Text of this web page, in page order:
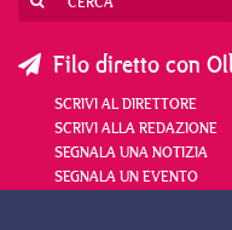
Filo diretto con
SCRIVI AL DIRETTORE
SCRIVI ALLA REDAZIONE
SEGNALA UNA NOTIZIA
SEGNALA UN EVENTO